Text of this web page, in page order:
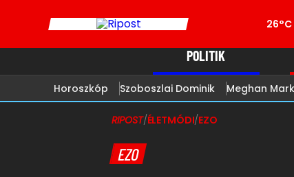
26°C
POLITIK
Horoszkóp Szoboszlai Dominik Meghan
RIPOST/ÉLETMÓDI/EZO
EZO